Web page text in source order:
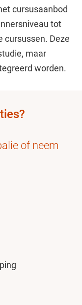
cursusaanbod
tot
cursussen. Deze
maar
worden.
of neem